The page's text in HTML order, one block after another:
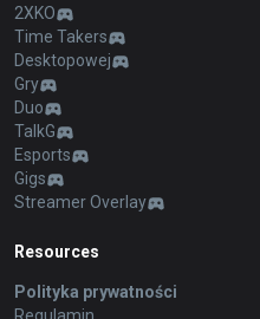
2XKO
Time Takers
Desktopowej
Gry
Duo
TalkG
Esports
Gigs
Streamer Overlay
Resources
Polityka prywatności